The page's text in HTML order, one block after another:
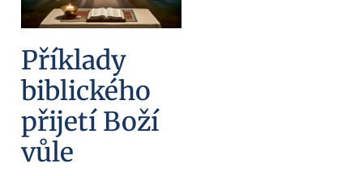
Příklady
biblického
přijetí Boží
vůle